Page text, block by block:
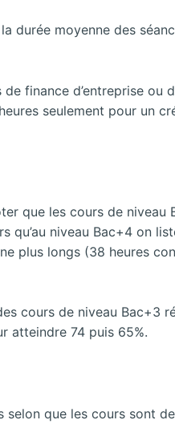
durée moyenne des
de finance d’entreprise
seulement pour un
que les cours de niveau
niveau Bac+4 on
plus longs (38 heures
cours de niveau Bac+3
atteindre 74 puis 65%.
que les cours sont